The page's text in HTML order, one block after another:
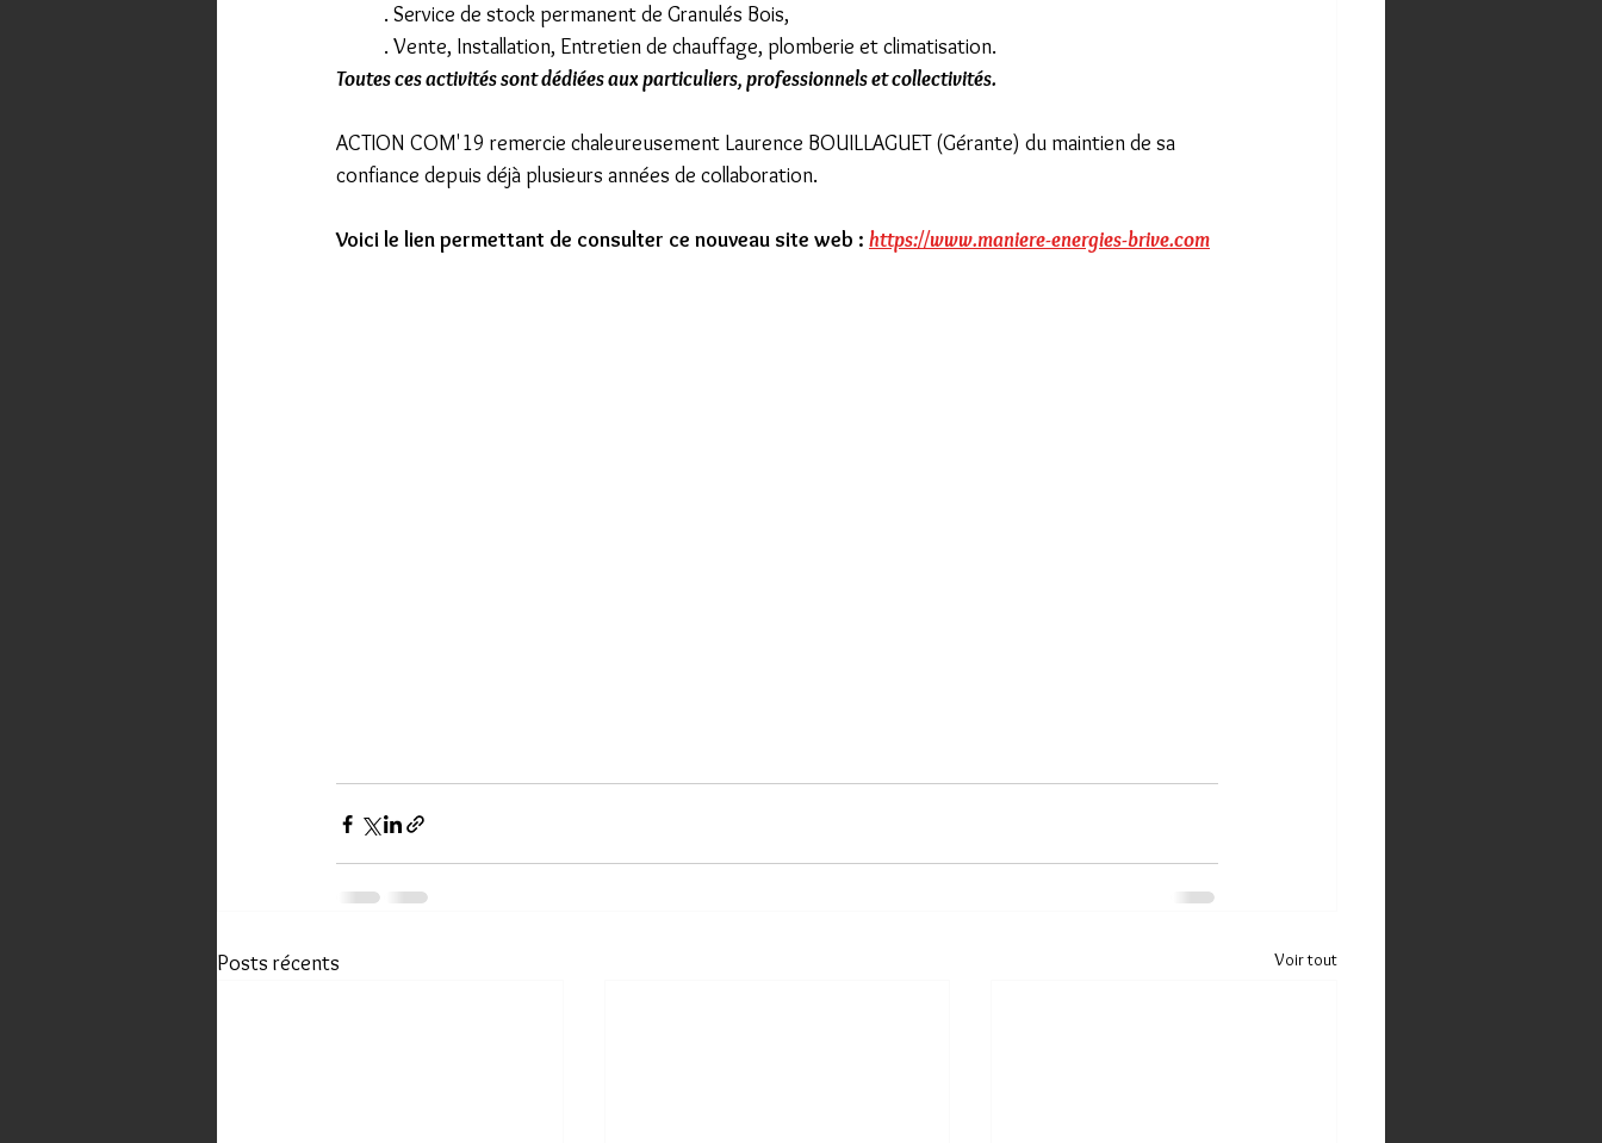
	. Service de stock permanent de Granulés Bois,
	. Vente, Installation, Entretien de chauffage, plomberie et climatisation.
Toutes ces activités sont dédiées aux particuliers, professionnels et collectivités.
ACTION COM'19 remercie chaleureusement Laurence BOUILLAGUET (Gérante) du maintien de sa
confiance depuis déjà plusieurs années de collaboration.
Voici le lien permettant de consulter ce nouveau site web : https://www.maniere-energies-brive.com
Posts récents Voir tout